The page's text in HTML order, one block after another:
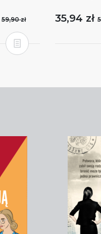
59,90 zł 35,94 zł